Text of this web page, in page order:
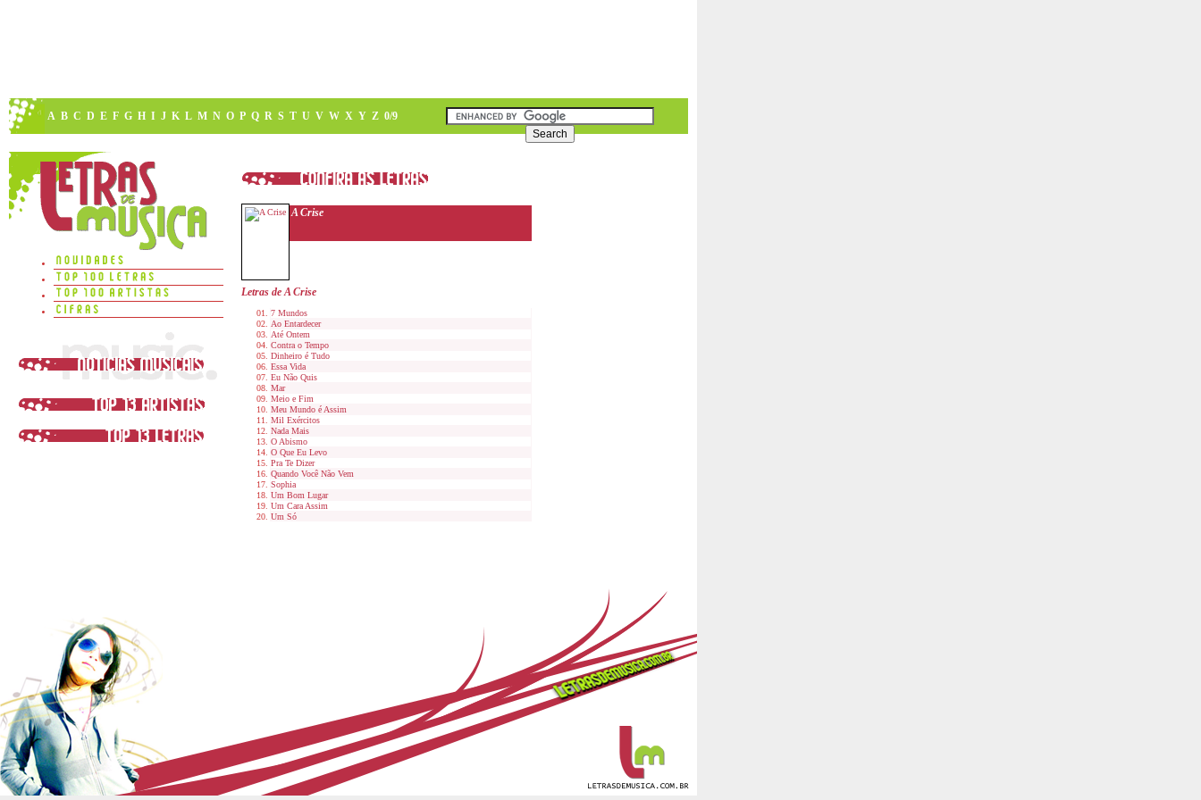
A B C D E F G H I J K L M N O P Q R S T U V W X Y Z 0/9
A Crise
Letras de A Crise
7 Mundos
Ao Entardecer
Até Ontem
Contra o Tempo
Dinheiro é Tudo
Essa Vida
Eu Não Quis
Mar
Meio e Fim
Meu Mundo é Assim
Mil Exércitos
Nada Mais
O Abismo
O Que Eu Levo
Pra Te Dizer
Quando Você Não Vem
Sophia
Um Bom Lugar
Um Cara Assim
Um Só